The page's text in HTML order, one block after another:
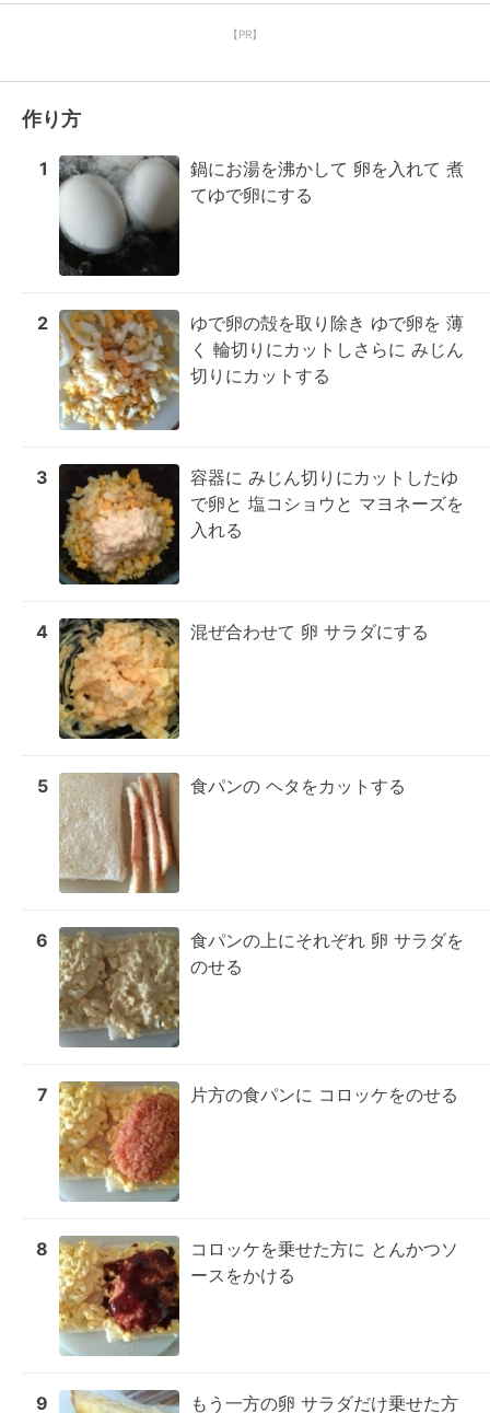
【PR】
作り方
1
鍋にお湯を沸かして 卵を入れて 煮
てゆで卵にする
2
ゆで卵の殻を取り除き ゆで卵を 薄
く 輪切りにカットしさらに みじん
切りにカットする
3
容器に みじん切りにカットしたゆ
で卵と 塩コショウと マヨネーズを
入れる
4 混ぜ合わせて 卵 サラダにする
5 食パンの ヘタをカットする
6
食パンの上にそれぞれ 卵 サラダを
のせる
7 片方の食パンに コロッケをのせる
8
コロッケを乗せた方に とんかつソ
ースをかける
9 もう一方の卵 サラダだけ乗せた方